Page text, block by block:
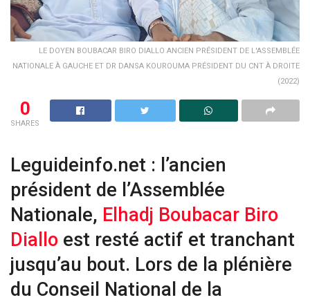
LE DOYEN BOUBACAR BIRO DIALLO ANCIEN PRÉSIDENT DE L'ASSEMBLÉE
NATIONALE À GAUCHE ET DR DANSA KOUROUMA PRÉSIDENT DU CNT À DROITE
(2022)
0
SHARES
Leguideinfo.net : l’ancien
président de l’Assemblée
Nationale, Elhadj Boubacar Biro
Diallo est resté actif et tranchant
jusqu’au bout. Lors de la plénière
du Conseil National de la